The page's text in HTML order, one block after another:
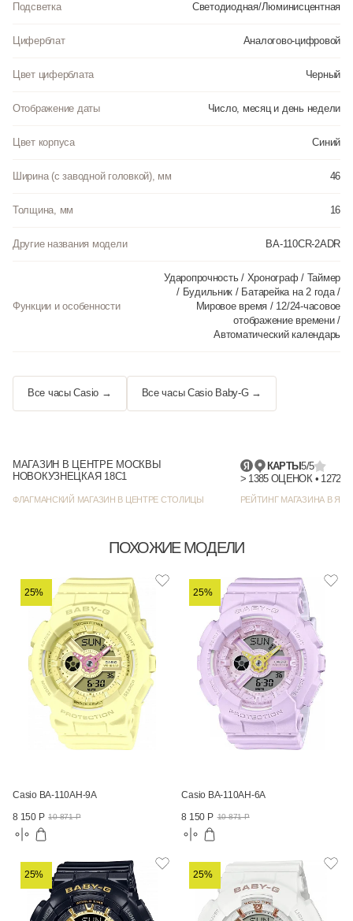
Подсветка Светодиодная/Люминисцентная
Циферблат Аналогово-цифровой
Цвет циферблата Черный
Отображение даты Число, месяц и день недели
Цвет корпуса Синий
Ширина (с заводной головкой), мм 46
Толщина, мм 16
Другие названия модели BA-110CR-2ADR
Функции и особенности
Ударопрочность / Хронограф / Таймер
/ Будильник / Батарейка на 2 года /
Мировое время / 12/24-часовое
отображение времени /
Автоматический календарь
Все часы Casio → Все часы Casio Baby-G →
МАГАЗИН В ЦЕНТРЕ МОСКВЫ
НОВОКУЗНЕЦКАЯ 18С1
ФЛАГМАНСКИЙ МАГАЗИН В ЦЕНТРЕ СТОЛИЦЫ
КАРТЫ5/5
РЕЙТИНГ МАГАЗИНА В
ПОХОЖИЕ МОДЕЛИ
25%
Casio BA-110AH-9A
8 150 Р 10 871 Р
25%
Casio BA-110AH-6A
8 150 Р 10 871 Р
25% 25%